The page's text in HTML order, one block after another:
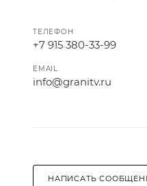
ТЕЛЕФОН
+7 915 380-33-99
EMAIL
info@granitv.ru
НАПИСАТЬ